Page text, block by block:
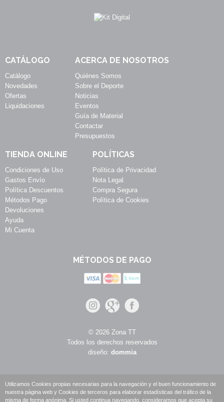
CATÁLOGO
Catálogo
Novedades
Ofertas
Liquidaciones
ACERCA DE NOSOTROS
Quiénes Somos
Sobre el Deporte
Noticias
Eventos
Guía de Material
Contactar
Presupuestos
TIENDA ONLINE
Condiciones de Uso
Gastos Envío
Política Descuentos
Métodos Pago
Devoluciones
Ayuda
Mi Cuenta
POLÍTICAS
Política de Privacidad
Nota Legal
Compra Segura
Política de Cookies
MÉTODOS DE PAGO
© 2026 Zona TT
Todos los derechos reservados
diseño: dommia
Utilizamos Cookies propias necesarias para la navegación y el buen funcionamiento de
nuestra página web y Cookies de terceros para elaborar estadísticas del tráfico de la
misma de forma anónima. Si usted continua navegando, consideramos que acepta su